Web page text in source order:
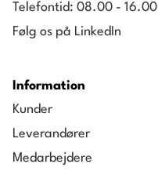
Telefontid: 08.00 - 16.00
Følg os på LinkedIn
Information
Kunder
Leverandører
Medarbejdere